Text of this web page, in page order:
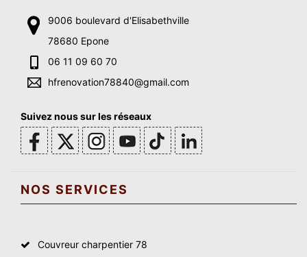
9006 boulevard d'Elisabethville
78680 Epone
06 11 09 60 70
hfrenovation78840@gmail.com
Suivez nous sur les réseaux
NOS SERVICES
Couvreur charpentier 78